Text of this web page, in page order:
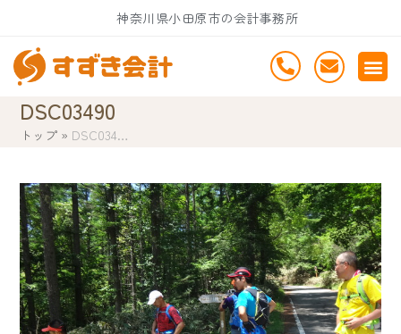
content
神奈川県小田原市の会計事務所
DSC03490
トップ » DSC034…